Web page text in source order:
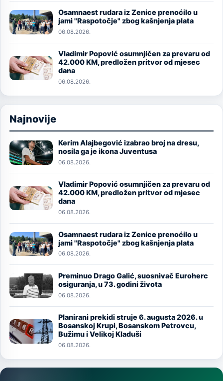
Image
Osamnaest rudara iz Zenice prenoćilo u
jami "Raspotočje" zbog kašnjenja plata
06.08.2026.
Image
Vladimir Popović osumnjičen za prevaru od
42.000 KM, predložen pritvor od mjesec
dana
06.08.2026.
Najnovije
Image
Kerim Alajbegović izabrao broj na dresu,
nosila ga je ikona Juventusa
06.08.2026.
Image
Vladimir Popović osumnjičen za prevaru od
42.000 KM, predložen pritvor od mjesec
dana
06.08.2026.
Image
Osamnaest rudara iz Zenice prenoćilo u
jami "Raspotočje" zbog kašnjenja plata
06.08.2026.
Image
Preminuo Drago Galić, suosnivač Euroherc
osiguranja, u 73. godini života
06.08.2026.
Image
Planirani prekidi struje 6. augusta 2026. u
Bosanskoj Krupi, Bosanskom Petrovcu,
Bužimu i Velikoj Kladuši
06.08.2026.